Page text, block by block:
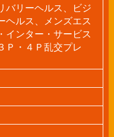
バリーヘルス、ビジ
ヘルス、メンズエス
インター・サービス
Ｐ・４Ｐ乱交プレ